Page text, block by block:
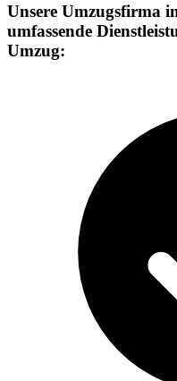
Unsere Umzugsfirma
umfassende
Umzug: